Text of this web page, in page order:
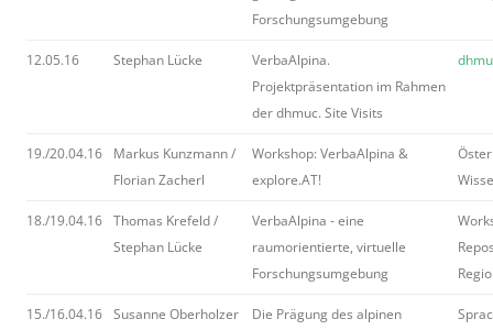
Forschungsumgebung
12.05.16 Stephan Lücke
VerbaAlpina.
Projektpräsentation im Rahmen
der dhmuc. Site Visits
19./20.04.16
Markus Kunzmann /
Florian Zacherl
Workshop: VerbaAlpina &
explore.AT!
18./19.04.16 Thomas Krefeld /
Stephan Lücke
VerbaAlpina - eine
raumorientierte, virtuelle
Forschungsumgebung
15./16.04.16 Susanne Oberholzer
Die Prägung des alpinen